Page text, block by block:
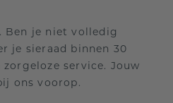
Ben je niet volledig
je sieraad binnen 30
service. Jouw
ons voorop.